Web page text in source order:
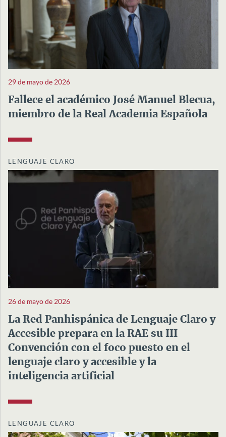
29 de mayo de 2026
Fallece el académico José Manuel Blecua,
miembro de la Real Academia Española
LENGUAJE CLARO
26 de mayo de 2026
La Red Panhispánica de Lenguaje Claro y
Accesible prepara en la RAE su III
Convención con el foco puesto en el
lenguaje claro y accesible y la
inteligencia artificial
LENGUAJE CLARO